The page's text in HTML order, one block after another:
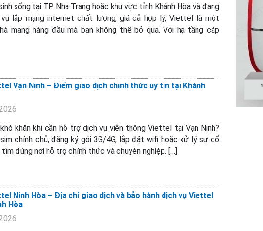
sống tại TP. Nha Trang hoặc khu vực tỉnh Khánh Hòa và đang
lắp mạng internet chất lượng, giá cả hợp lý, Viettel là một
mạng hàng đầu mà bạn không thể bỏ qua. Với hạ tầng cáp
Vạn Ninh – Điểm giao dịch chính thức uy tín tại Khánh
khăn khi cần hỗ trợ dịch vụ viễn thông Viettel tại Vạn Ninh?
chính chủ, đăng ký gói 3G/4G, lắp đặt wifi hoặc xử lý sự cố
đúng nơi hỗ trợ chính thức và chuyên nghiệp. […]
Ninh Hòa – Địa chỉ giao dịch và bảo hành dịch vụ Viettel
Hòa